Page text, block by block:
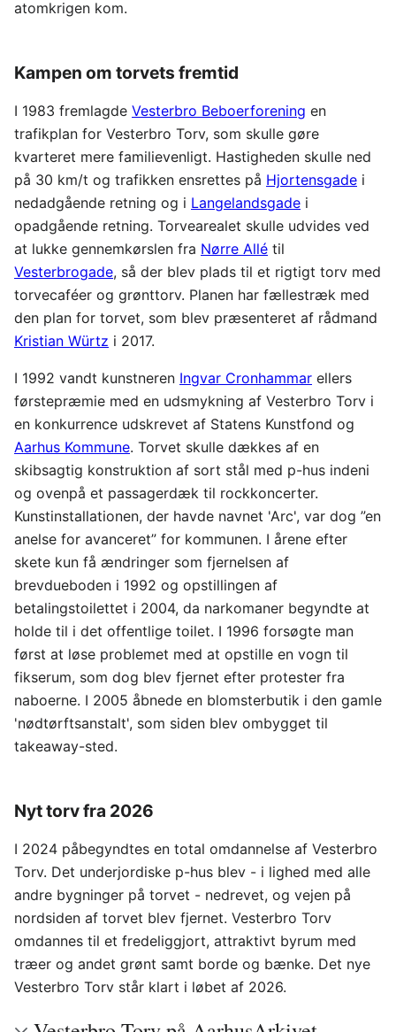
atomkrigen kom.
Kampen om torvets fremtid
I 1983 fremlagde Vesterbro Beboerforening en
trafikplan for Vesterbro Torv, som skulle gøre
kvarteret mere familievenligt. Hastigheden skulle ned
på 30 km/t og trafikken ensrettes på Hjortensgade i
nedadgående retning og i Langelandsgade i
opadgående retning. Torvearealet skulle udvides ved
at lukke gennemkørslen fra Nørre Allé til
Vesterbrogade, så der blev plads til et rigtigt torv med
torvecaféer og grønttorv. Planen har fællestræk med
den plan for torvet, som blev præsenteret af rådmand
Kristian Würtz i 2017.
I 1992 vandt kunstneren Ingvar Cronhammar ellers
førstepræmie med en udsmykning af Vesterbro Torv i
en konkurrence udskrevet af Statens Kunstfond og
Aarhus Kommune. Torvet skulle dækkes af en
skibsagtig konstruktion af sort stål med p-hus indeni
og ovenpå et passagerdæk til rockkoncerter.
Kunstinstallationen, der havde navnet 'Arc', var dog ”en
anelse for avanceret” for kommunen. I årene efter
skete kun få ændringer som fjernelsen af
brevdueboden i 1992 og opstillingen af
betalingstoilettet i 2004, da narkomaner begyndte at
holde til i det offentlige toilet. I 1996 forsøgte man
først at løse problemet med at opstille en vogn til
fikserum, som dog blev fjernet efter protester fra
naboerne. I 2005 åbnede en blomsterbutik i den gamle
'nødtørftsanstalt', som siden blev ombygget til
takeaway-sted.
Nyt torv fra 2026
I 2024 påbegyndtes en total omdannelse af Vesterbro
Torv. Det underjordiske p-hus blev - i lighed med alle
andre bygninger på torvet - nedrevet, og vejen på
nordsiden af torvet blev fjernet. Vesterbro Torv
omdannes til et fredeliggjort, attraktivt byrum med
træer og andet grønt samt borde og bænke. Det nye
Vesterbro Torv står klart i løbet af 2026.